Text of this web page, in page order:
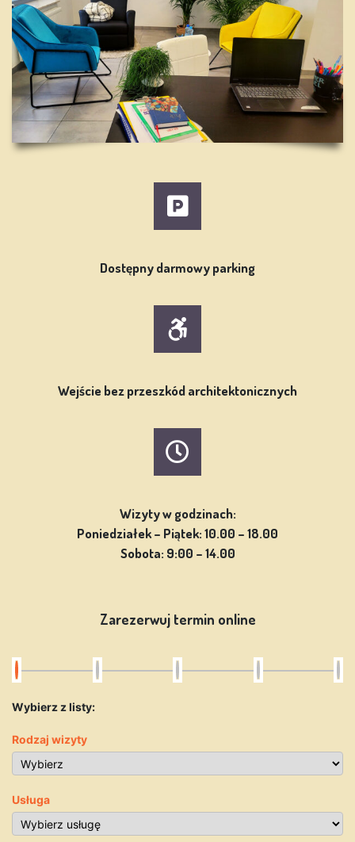
Dostępny darmowy parking
Wejście bez przeszkód architektonicznych
Wizyty w godzinach:
Poniedziałek – Piątek: 10.00 – 18.00
Sobota: 9:00 – 14.00
Zarezerwuj termin online
Wybierz z listy:
Rodzaj wizyty
Usługa